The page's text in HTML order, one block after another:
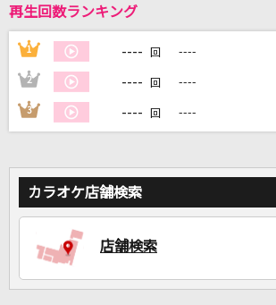
DAMの新曲・ランキングなど
DAMに会員登録・ログインして
カラオケをもっと楽しもう！
自宅でカラオケ歌い放題！
再生回数ランキング
1 ---- 回 ----
2 ---- 回 ----
3 ---- 回 ----
カラオケ店舗検索
店舗検索